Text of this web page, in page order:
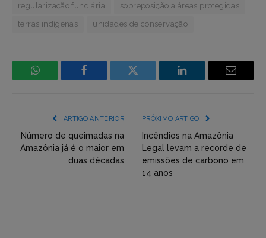
regularização fundiária sobreposição a áreas protegidas
terras indígenas unidades de conservação
WhatsApp Facebook
Incorpore
(YouTube,
Twitter,
Flickr
etc)
LinkedIn Email
ARTIGO ANTERIOR
Número de queimadas na
Amazônia já é o maior em
duas décadas
PRÓXIMO ARTIGO
Incêndios na Amazônia
Legal levam a recorde de
emissões de carbono em
14 anos